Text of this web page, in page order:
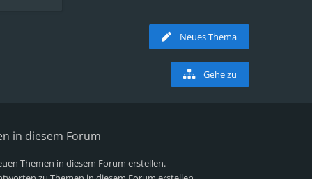
Neues Thema
Gehe zu
in diesem Forum
Themen in diesem Forum erstellen.